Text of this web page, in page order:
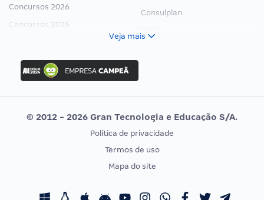
Concursos 2026
Concursos 2025
Concurso Ibama
Concurso MPU
Editais publicados
Consulplan
Vunesp
CONCURSOS POR PROFISSÃO
Concursos Fiscais
EXAME DE ORDEM
Calendário OAB
Veja mais
© 2012 - 2026 Gran Tecnologia e Educação S/A.
Política de privacidade
Termos de uso
Mapa do site